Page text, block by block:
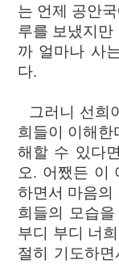
는 언제 공안
루를 보냈지만
까 얼마나 사
다.
그러니 선희
희들이 이해한
해할 수 있다
오. 어쨌든 이
하면서 마음의
희들의 모습
부디 부디 너
절히 기도하